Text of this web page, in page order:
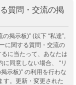
質問・交流の掲
掲示板)” (以下 “私達”,
に関する質問・交流の
に当たって、あなたは
同意しない場合、 “リ
示板)” の利用を行わな
す。更新・変更された